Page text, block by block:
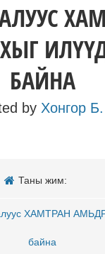
БАЙНА
by Хонгор Б.
Таны жим:
ХАМТРАН
байна